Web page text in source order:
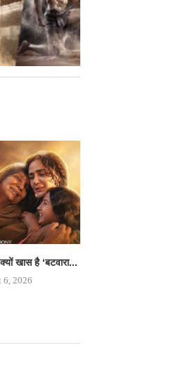
खास है ‘बटवारा...
6, 2026